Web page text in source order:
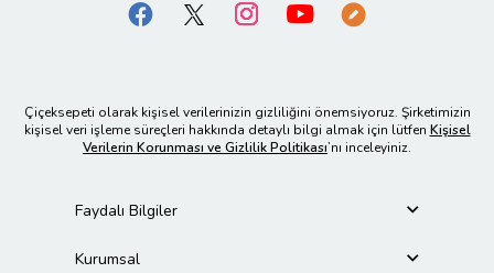
Çiçeksepeti olarak kişisel verilerinizin gizliliğini önemsiyoruz. Şirketimizin
kişisel veri işleme süreçleri hakkında detaylı bilgi almak için lütfen Kişisel
Verilerin Korunması ve Gizlilik Politikası’nı inceleyiniz.
Faydalı Bilgiler
Kurumsal